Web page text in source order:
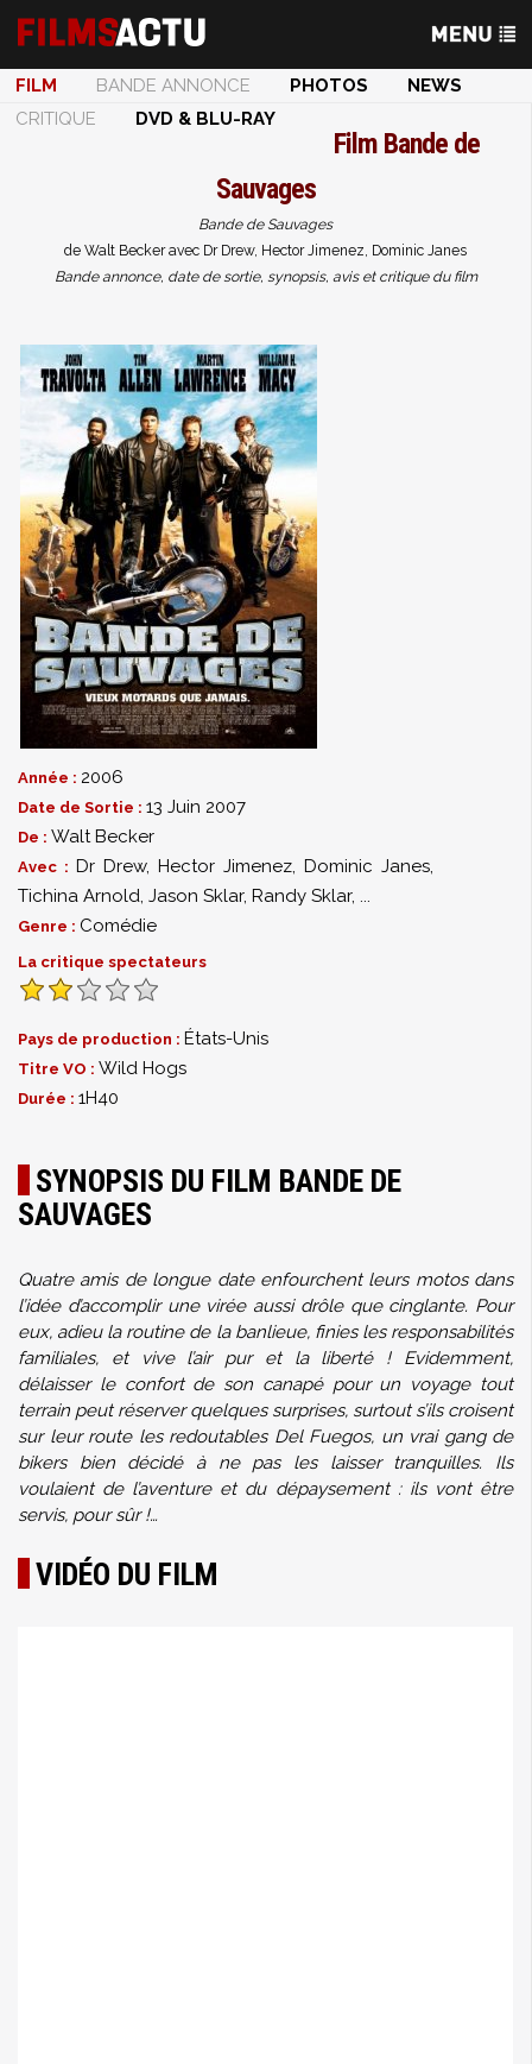
FILM BANDE ANNONCE PHOTOS
NEWS
CRITIQUE
DVD & BLU-RAY
Film Bande de
Sauvages
Bande de Sauvages
de Walt Becker avec Dr Drew, Hector Jimenez, Dominic Janes
Bande annonce, date de sortie, synopsis, avis et critique du film
Année : 2006
Date de Sortie : 13 Juin 2007
De : Walt Becker
Avec : Dr Drew, Hector Jimenez, Dominic Janes,
Tichina Arnold, Jason Sklar, Randy Sklar, ...
Genre : Comédie
La critique spectateurs
Pays de production : États-Unis
Titre VO : Wild Hogs
Durée : 1H40
SYNOPSIS DU FILM BANDE DE
SAUVAGES
Quatre amis de longue date enfourchent leurs motos dans
l’idée d’accomplir une virée aussi drôle que cinglante. Pour
eux, adieu la routine de la banlieue, finies les responsabilités
familiales, et vive l’air pur et la liberté ! Evidemment,
délaisser le confort de son canapé pour un voyage tout
terrain peut réserver quelques surprises, surtout s’ils croisent
sur leur route les redoutables Del Fuegos, un vrai gang de
bikers bien décidé à ne pas les laisser tranquilles. Ils
voulaient de l’aventure et du dépaysement : ils vont être
servis, pour sûr !…
VIDÉO DU FILM